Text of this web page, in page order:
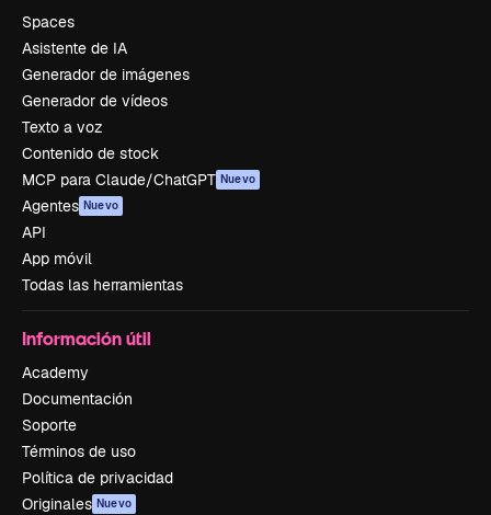
Spaces
Asistente de IA
Generador de imágenes
Generador de vídeos
Texto a voz
Contenido de stock
MCP para Claude/ChatGPT Nuevo
Agentes Nuevo
API
App móvil
Todas las herramientas
Información útil
Academy
Documentación
Soporte
Términos de uso
Política de privacidad
Originales Nuevo